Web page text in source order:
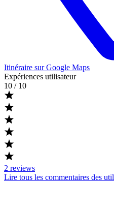
Itinéraire sur Google Maps
Expériences utilisateur
10 / 10
2 reviews
Lire tous les commentaires des